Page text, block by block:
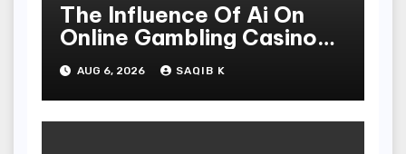
The Influence Of Ai On
Online Gambling Casino
Experiences
AUG 6, 2026 SAQIB K